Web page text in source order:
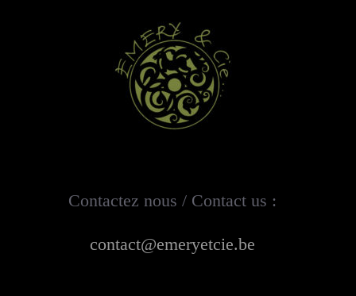
Contactez nous / Contact us :
contact@emeryetcie.be